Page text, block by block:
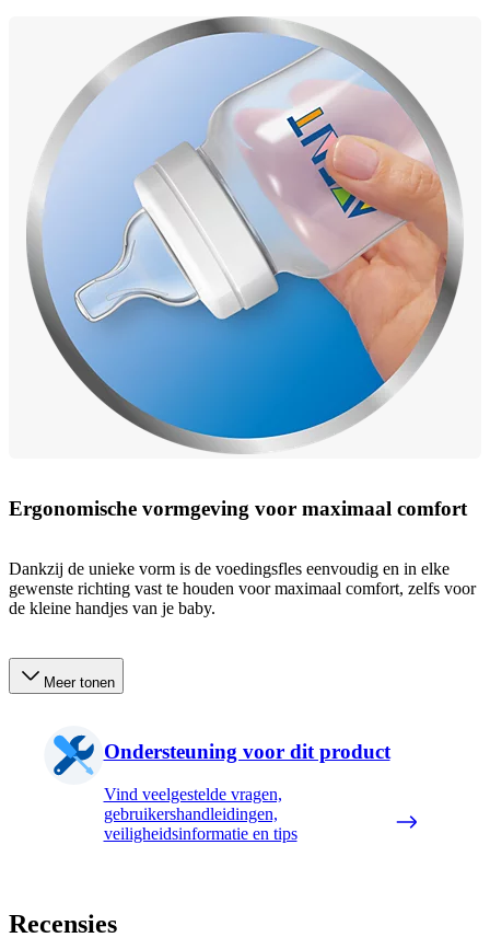
Ergonomische vormgeving voor maximaal comfort
Dankzij de unieke vorm is de voedingsfles eenvoudig en in elke
gewenste richting vast te houden voor maximaal comfort, zelfs voor
de kleine handjes van je baby.
Meer tonen
Ondersteuning voor dit product
Vind veelgestelde vragen,
gebruikershandleidingen,
veiligheidsinformatie en tips
Recensies